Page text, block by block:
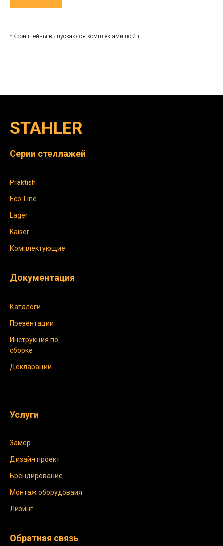
*Кронштейны выпускаются комплектами по 2шт
Серии стеллажей
STAHLER
Обратная связь
Каталоги
Инструкция по
сборке
Praktish
Eco-Line
Lager
Kaiser
Комплектующие
Услуги
Декларации
Замер
Монтаж оборудоваия
Презентации
Документация
Дизайн проект
Лизинг
Брендирование